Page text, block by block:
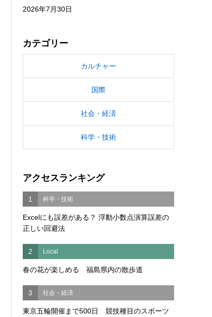
2026年7月30日
カテゴリー
カルチャー
国際
社会・経済
科学・技術
アクセスランキング
1 科学・技術
Excelにも誤差がある？ 浮動小数点演算誤差の
正しい回避法
2 Local
春の花が楽しめる 福島県内の散歩道
3 社会・経済
東京五輪開催まで500日 競技種目のスポーツ